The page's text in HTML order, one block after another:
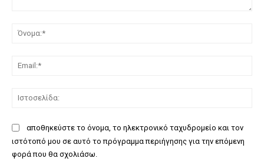
αποθηκεύστε το όνομα, το ηλεκτρονικό ταχυδρομείο και τον
ιστότοπό μου σε αυτό το πρόγραμμα περιήγησης για την επόμενη
φορά που θα σχολιάσω.